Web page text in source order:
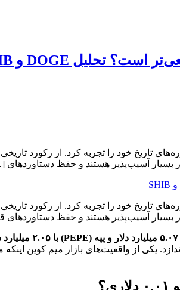
بسیار آسیب‌پذیر هستند و حفظ دستاوردهای
آسیب‌پذیر هستند و حفظ دستاوردهای